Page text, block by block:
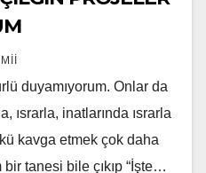
duyamıyorum. Onlar da
ısrarla, inatlarında ısrarla
kavga etmek çok daha
tanesi bile çıkıp “İşte…